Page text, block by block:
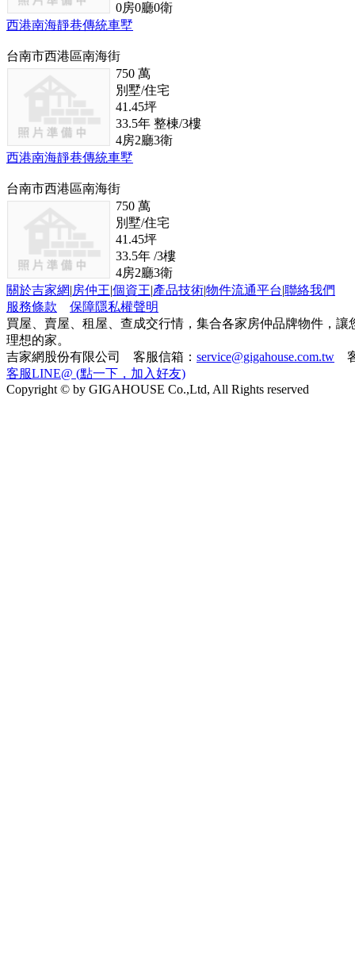
0房0廳0衛
西港南海靜巷傳統車墅
台南市西港區南海街
750 萬
別墅/住宅
41.45坪
33.5年 整棟/3樓
4房2廳3衛
西港南海靜巷傳統車墅
台南市西港區南海街
750 萬
別墅/住宅
41.45坪
33.5年 /3樓
4房2廳3衛
關於吉家網|房仲王|個資王|產品技術|物件流通平台|聯絡我們
服務條款
保障隱私權聲明
買屋、賣屋、租屋、查成交行情，集合各家房仲品牌物件，
理想的家。
吉家網股份有限公司 客服信箱： service@gigahouse.com.tw
客服LINE@ (點一下，加入好友)
Copyright © by GIGAHOUSE Co.,Ltd, All Rights reserved